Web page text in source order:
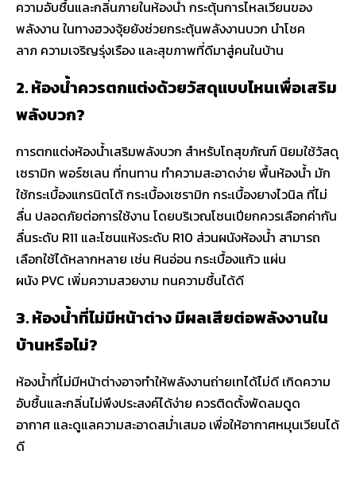
ความอับชื้นและกลิ่นภายในห้องน้ำ กระตุ้นการไหลเวียนของ
พลังงาน ในทางฮวงจุ้ยยังช่วยกระตุ้นพลังงานบวก นำโชค
ลาภ ความเจริญรุ่งเรือง และสุขภาพที่ดีมาสู่คนในบ้าน
2. ห้องน้ำควรตกแต่งด้วยวัสดุแบบไหนเพื่อเสริม
พลังบวก?
การตกแต่งห้องน้ำเสริมพลังบวก สำหรับโถสุขภัณฑ์ นิยมใช้วัสดุ
เซรามิก พอร์ซเลน ที่ทนทาน ทำความสะอาดง่าย พื้นห้องน้ำ มัก
ใช้กระเบื้องแกรนิตโต้ กระเบื้องเซรามิก กระเบื้องยางไวนิล ที่ไม่
ลื่น ปลอดภัยต่อการใช้งาน โดยบริเวณโซนเปียกควรเลือกค่ากัน
ลื่นระดับ R11 และโซนแห้งระดับ R10 ส่วนผนังห้องน้ำ สามารถ
เลือกใช้ได้หลากหลาย เช่น หินอ่อน กระเบื้องแก้ว แผ่น
ผนัง PVC เพิ่มความสวยงาม ทนความชื้นได้ดี
3. ห้องน้ำที่ไม่มีหน้าต่าง มีผลเสียต่อพลังงานใน
บ้านหรือไม่?
ห้องน้ำที่ไม่มีหน้าต่างอาจทำให้พลังงานถ่ายเทได้ไม่ดี เกิดความ
อับชื้นและกลิ่นไม่พึงประสงค์ได้ง่าย ควรติดตั้งพัดลมดูด
อากาศ และดูแลความสะอาดสม่ำเสมอ เพื่อให้อากาศหมุนเวียนได้
ดี